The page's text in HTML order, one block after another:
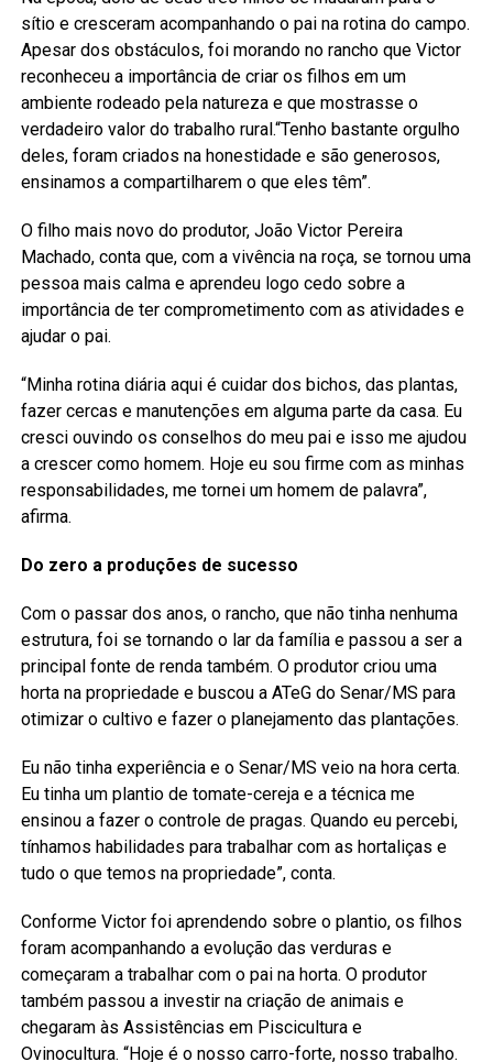
sítio e cresceram acompanhando o pai na rotina do campo.
Apesar dos obstáculos, foi morando no rancho que Victor
reconheceu a importância de criar os filhos em um
ambiente rodeado pela natureza e que mostrasse o
verdadeiro valor do trabalho rural.“Tenho bastante orgulho
deles, foram criados na honestidade e são generosos,
ensinamos a compartilharem o que eles têm”.
O filho mais novo do produtor, João Victor Pereira
Machado, conta que, com a vivência na roça, se tornou uma
pessoa mais calma e aprendeu logo cedo sobre a
importância de ter comprometimento com as atividades e
ajudar o pai.
“Minha rotina diária aqui é cuidar dos bichos, das plantas,
fazer cercas e manutenções em alguma parte da casa. Eu
cresci ouvindo os conselhos do meu pai e isso me ajudou
a crescer como homem. Hoje eu sou firme com as minhas
responsabilidades, me tornei um homem de palavra”,
afirma.
Do zero a produções de sucesso
Com o passar dos anos, o rancho, que não tinha nenhuma
estrutura, foi se tornando o lar da família e passou a ser a
principal fonte de renda também. O produtor criou uma
horta na propriedade e buscou a ATeG do Senar/MS para
otimizar o cultivo e fazer o planejamento das plantações.
Eu não tinha experiência e o Senar/MS veio na hora certa.
Eu tinha um plantio de tomate-cereja e a técnica me
ensinou a fazer o controle de pragas. Quando eu percebi,
tínhamos habilidades para trabalhar com as hortaliças e
tudo o que temos na propriedade”, conta.
Conforme Victor foi aprendendo sobre o plantio, os filhos
foram acompanhando a evolução das verduras e
começaram a trabalhar com o pai na horta. O produtor
também passou a investir na criação de animais e
chegaram às Assistências em Piscicultura e
Ovinocultura. “Hoje é o nosso carro-forte, nosso trabalho.